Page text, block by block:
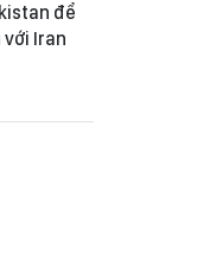
để
Iran